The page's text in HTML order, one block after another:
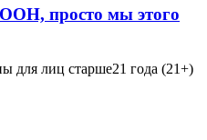
просто мы этого
для лиц старше21 года (21+)